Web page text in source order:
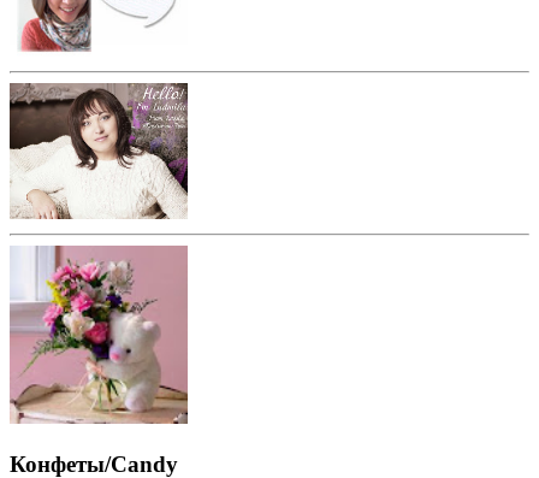
Конфеты/Candy